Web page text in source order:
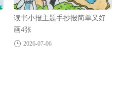
读书小报主题手抄报简单又好
画4张
2026-07-06